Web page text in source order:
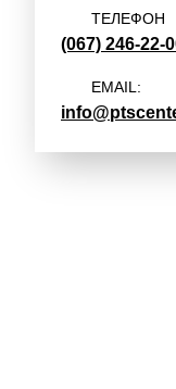
ТЕЛЕФОН
(067) 246-22-
EMAIL: